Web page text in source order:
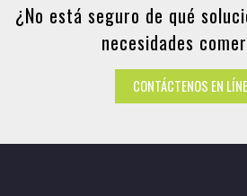
¿No está seguro de qué
necesidades
CONTÁCTENOS EN